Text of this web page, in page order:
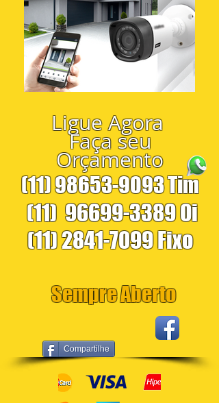
Compartilhe
Ligue Agora
Faça seu
Orçamento
(11) 98653-9093Tim
(11) 96699-3389Oi
(11) 2841-7099Fixo
Sempre Aberto